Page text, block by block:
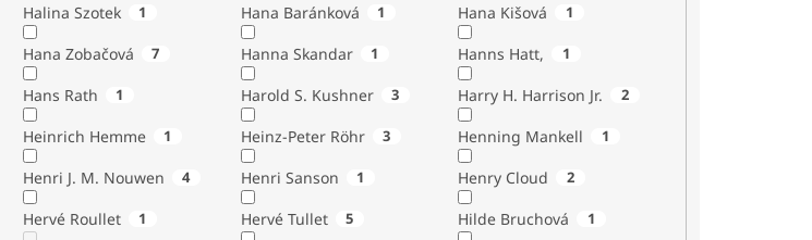
Halina Szotek 1 Hana Baránková 1 Hana Kišová 1
Hana Zobačová 7 Hanna Skandar 1 Hanns Hatt, 1
Hans Rath 1 Harold S. Kushner 3 Harry H. Harrison Jr. 2
Heinrich Hemme 1 Heinz-Peter Röhr 3 Henning Mankell 1
Henri J. M. Nouwen 4 Henri Sanson 1 Henry Cloud 2
Hervé Roullet 1 Hervé Tullet 5 Hilde Bruchová 1